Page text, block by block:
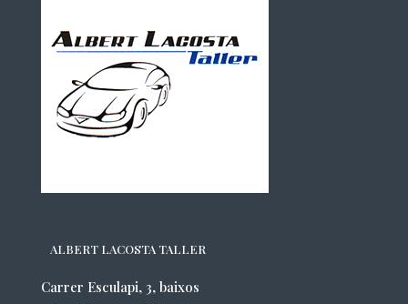
ALBERT LACOSTA TALLER
Carrer Esculapi, 3, baixos